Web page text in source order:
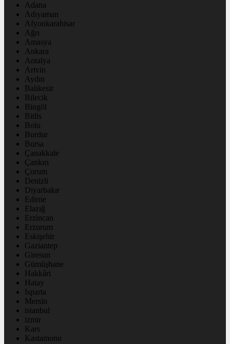
Adana
Adıyaman
Afyonkarahisar
Ağrı
Amasya
Ankara
Antalya
Artvin
Aydın
Balıkesir
Bilecik
Bingöl
Bitlis
Bolu
Burdur
Bursa
Çanakkale
Çankırı
Çorum
Denizli
Diyarbakır
Edirne
Elazığ
Erzincan
Erzurum
Eskişehir
Gaziantep
Giresun
Gümüşhane
Hakkâri
Hatay
Isparta
Mersin
istanbul
izmir
Kars
Kastamonu